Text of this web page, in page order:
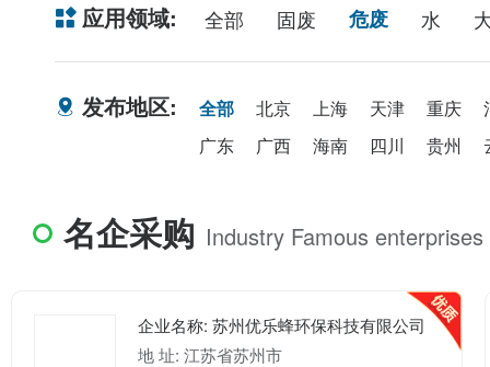
应用领域: 全部 固废 危废 水
发布地区: 全部 北京 上海 天津 重庆
广东
广西 海南 四川 贵州
名企采购 Industry Famous enterprises
企业名称: 苏州优乐蜂环保科技有限公司
地 址: 江苏省苏州市